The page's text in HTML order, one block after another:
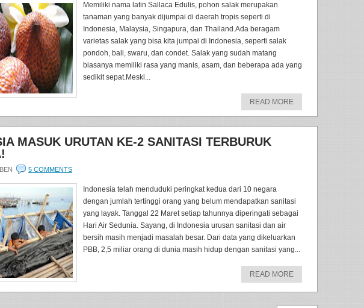
Memiliki nama latin Sallaca Edulis, pohon salak merupakan
tanaman yang banyak dijumpai di daerah tropis seperti di
Indonesia, Malaysia, Singapura, dan Thailand.Ada beragam
varietas salak yang bisa kita jumpai di Indonesia, seperti salak
pondoh, bali, swaru, dan condet. Salak yang sudah matang
biasanya memiliki rasa yang manis, asam, dan beberapa ada yang
sedikit sepat.Meski...
READ MORE
MASUK URUTAN KE-2 SANITASI TERBURUK
BEN 5 COMMENTS
Indonesia telah menduduki peringkat kedua dari 10 negara
dengan jumlah tertinggi orang yang belum mendapatkan sanitasi
yang layak. Tanggal 22 Maret setiap tahunnya diperingati sebagai
Hari Air Sedunia. Sayang, di Indonesia urusan sanitasi dan air
bersih masih menjadi masalah besar. Dari data yang dikeluarkan
PBB, 2,5 miliar orang di dunia masih hidup dengan sanitasi yang...
READ MORE